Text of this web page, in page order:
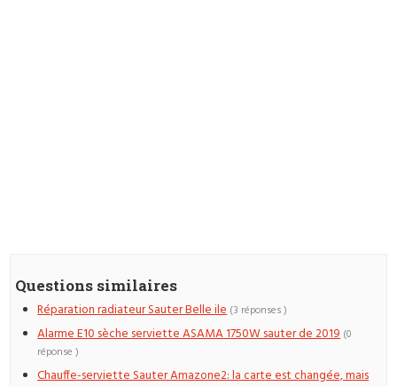
Questions similaires
Réparation radiateur Sauter Belle ile (3 réponses )
Alarme E10 sèche serviette ASAMA 1750W sauter de 2019 (0
réponse )
Chauffe-serviette Sauter Amazone2: la carte est changée, mais